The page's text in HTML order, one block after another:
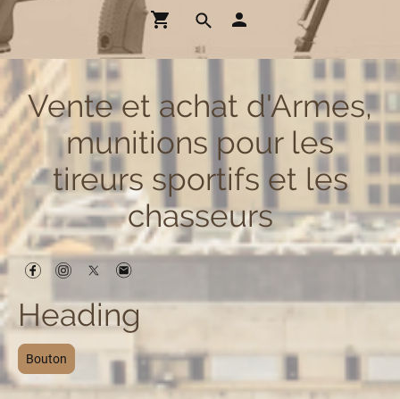
Vente et achat d'Armes,
munitions pour les
tireurs sportifs et les
chasseurs
Heading
Bouton